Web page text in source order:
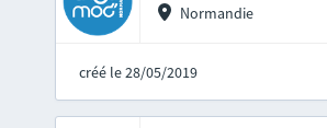
Normandie
créé le 28/05/2019